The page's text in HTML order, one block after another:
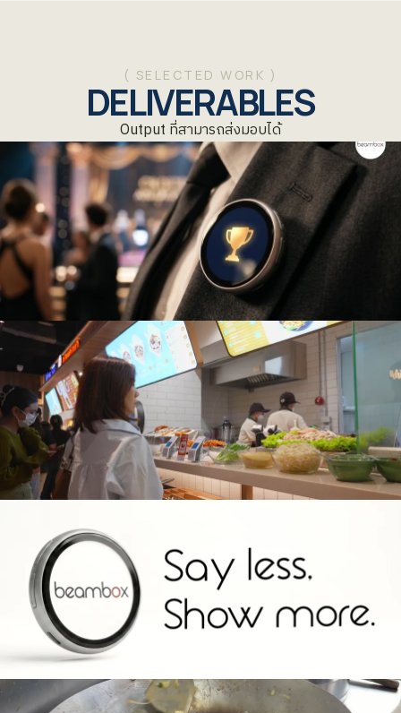
( SELECTED WORK )
DELIVERABLES
Output ที่สามารถส่งมอบได้
Beambox - VTR AI Gen
ICS - Lotus Eatery Grand Opening
HiveMotion AI SHOWREEL